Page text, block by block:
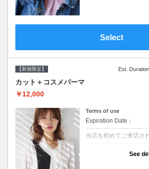
Select
【新規限定】 Est.
カット＋コスメパーマ
￥12,000
Terms of use
Expiration Date：
当店を初めてご来店さ
See